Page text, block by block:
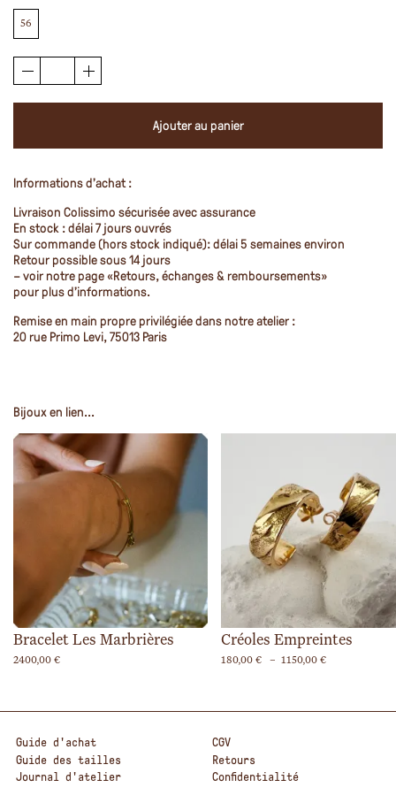
56
Ajouter au panier
Informations d’achat :
Livraison Colissimo sécurisée avec assurance
En stock : délai 7 jours ouvrés
Sur commande (hors stock indiqué): délai 5 semaines environ
Retour possible sous 14 jours
– voir notre page«Retours, échanges & remboursements»
pour plus d’informations.
Remise en main propre privilégiée dans notre atelier :
20 rue Primo Levi, 75013 Paris
Bijoux en lien...
Bracelet Les Marbrières
2400,00 €
Créoles Empreintes
180,00 € – 1150,00 €
à
Guide d'achat
Guide des tailles
Journal d'atelier
CGV
Retours
Confidentialité